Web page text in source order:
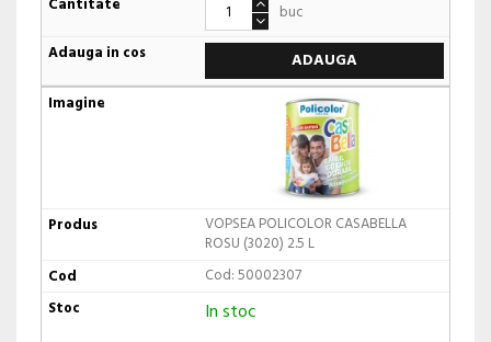
buc
ADAUGA
VOPSEA POLICOLOR CASABELLA
ROSU (3020) 2.5 L
Cod: 50002307
In stoc